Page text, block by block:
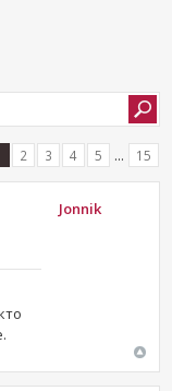
2 3 4 5 ... 15
Jonnik